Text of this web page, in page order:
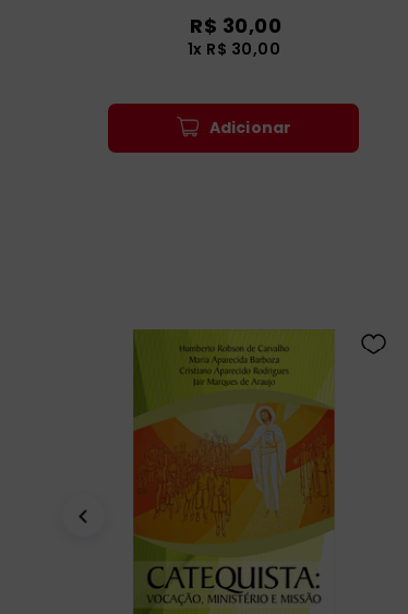
R$ 30,00
1x R$ 30,00
Adicionar